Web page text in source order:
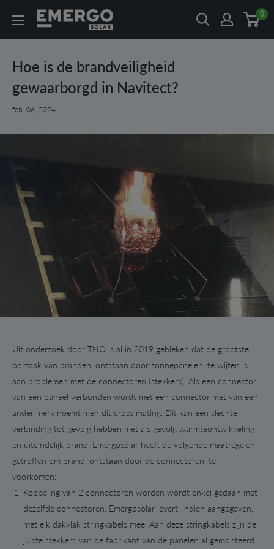
inhoud
Emergo
0
Hoe is de brandveiligheid
gewaarborgd in Navitect?
feb. 06, 2024
Uit onderzoek door TNO is al in 2019 gebleken dat de grootste
oorzaak van branden, ontstaan door zonnepanelen, te wijten is
aan problemen met de connectoren (stekkers). Als een connector
van een paneel verbonden wordt met een connector met van een
ander merk noemt men dit cross mating. Dit kan een slechte
verbinding tot gevolg hebben met als gevolg warmteontwikkeling
en uiteindelijk brand. Emergosolar heeft de volgende maatregelen
getroffen om brand, ontstaan door de connectoren, te
voorkomen:
Koppeling van 2 connectoren worden wordt enkel gedaan met
dezelfde connectoren. Emergosolar levert, indien aangegeven,
met elk dakvlak stringkabels mee. Aan deze stringkabels zijn de
juiste stekkers van de fabrikant van de panelen al gemonteerd.